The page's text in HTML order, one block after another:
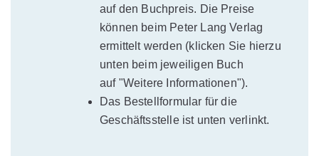
auf den Buchpreis. Die Preise
können beim Peter Lang Verlag
ermittelt werden (klicken Sie hierzu
unten beim jeweiligen Buch
auf "Weitere Informationen").
Das Bestellformular für die
Geschäftsstelle ist unten verlinkt.